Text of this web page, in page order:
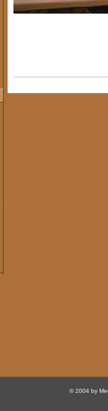
© 2004 by